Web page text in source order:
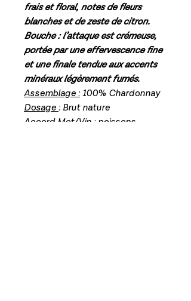
frais et floral, notes de fleurs
blanches et de zeste de citron.
Bouche : l’attaque est crémeuse,
portée par une effervescence fine
et une finale tendue aux accents
minéraux légèrement fumés.
Assemblage :100% Chardonnay
Dosage: Brut nature
Accord Met/Vin : poissons